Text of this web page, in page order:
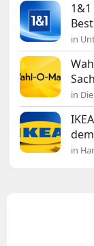
in
in
in